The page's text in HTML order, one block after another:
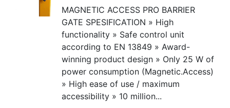
MAGNETIC ACCESS PRO BARRIER
GATE SPESIFICATION » High
functionality » Safe control unit
according to EN 13849 » Award-
winning product design » Only 25 W of
power consumption (Magnetic.Access)
» High ease of use / maximum
accessibility » 10 million...